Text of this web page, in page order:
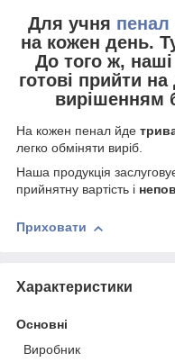
Для учня пенал
на кожен день.
До того ж,
готові прийти
вирішенням
На кожен пенал йде
легко обміняти виріб.
Наша продукція
прийнятну вартість і
Приховати
Характеристики
Основні
Виробник